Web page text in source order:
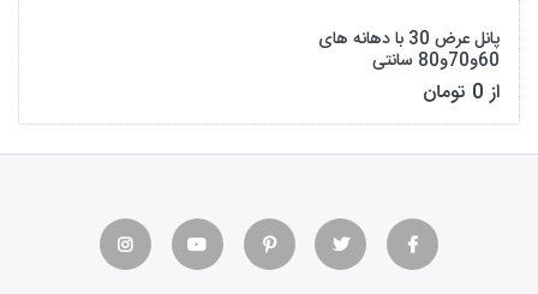
پانل عرض 30 با دهانه های
60و70و80 سانتی
از 0 تومان